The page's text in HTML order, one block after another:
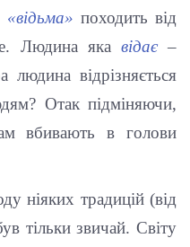
«відьма» походить від
Людина яка відає–
відрізняється
Отак підміняючи,
вбивають в голови
ніяких традицій (від
тільки звичай. Світу